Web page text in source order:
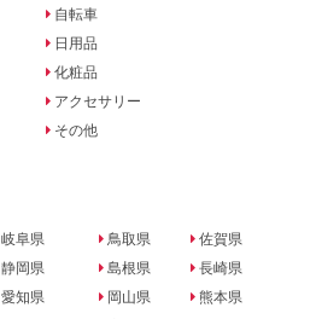
自転車
日用品
化粧品
アクセサリー
その他
岐阜県
静岡県
愛知県
鳥取県
島根県
岡山県
佐賀県
長崎県
熊本県